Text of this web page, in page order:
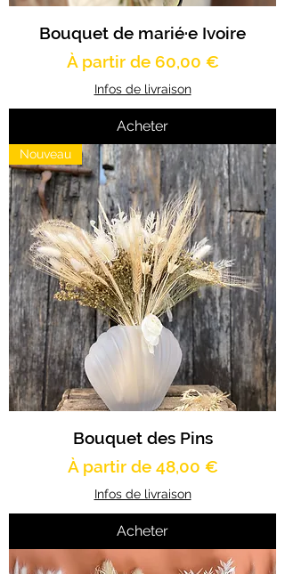
Bouquet de marié·e Ivoire
À partir de 60,00 €
Prix promotionnel
Infos de livraison
Acheter
Nouveau
Bouquet des Pins
À partir de 48,00 €
Prix promotionnel
Infos de livraison
Acheter